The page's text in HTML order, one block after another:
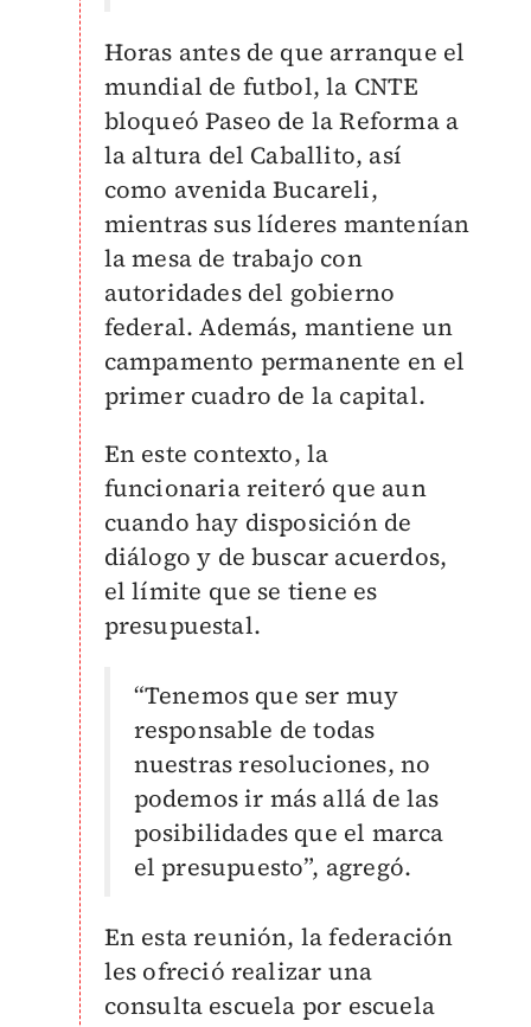
Horas antes de que arranque el
mundial de futbol, la CNTE
bloqueó Paseo de la Reforma a
la altura del Caballito, así
como avenida Bucareli,
mientras sus líderes mantenían
la mesa de trabajo con
autoridades del gobierno
federal. Además, mantiene un
campamento permanente en el
primer cuadro de la capital.
En este contexto, la
funcionaria reiteró que aun
cuando hay disposición de
diálogo y de buscar acuerdos,
el límite que se tiene es
presupuestal.
“Tenemos que ser muy
responsable de todas
nuestras resoluciones, no
podemos ir más allá de las
posibilidades que el marca
el presupuesto”, agregó.
En esta reunión, la federación
les ofreció realizar una
consulta escuela por escuela